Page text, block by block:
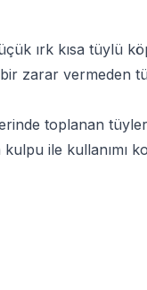
ırk kısa tüylü
zarar vermeden
toplanan
ile kullanımı